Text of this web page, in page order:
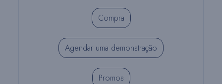
Compra
Agendar uma demonstração
Promos